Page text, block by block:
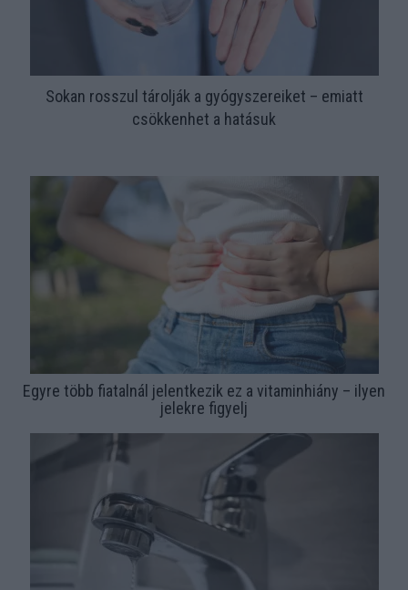
Sokan rosszul tárolják a gyógyszereiket – emiatt
csökkenhet a hatásuk
Egyre több fiatalnál jelentkezik ez a vitaminhiány – ilyen
jelekre figyelj